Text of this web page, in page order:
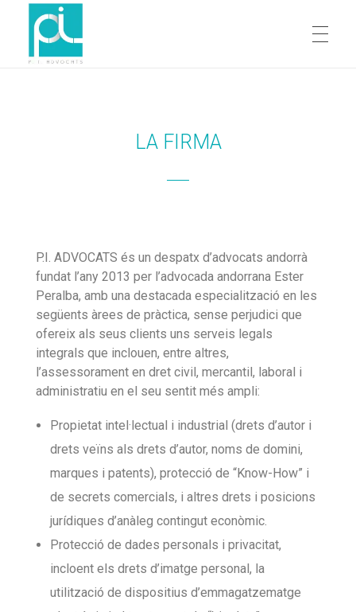
Ester Peralba Garcia
Margarita Bértolo Fontenla
Miguel Ángel Rodríguez Santana
Clàudia París Casanovas
CONTACTA
CATALÀ
Español
LA FIRMA
P.I. ADVOCATS és un despatx d’advocats andorrà
fundat l’any 2013 per l’advocada andorrana Ester
Peralba, amb una destacada especialització en les
següents àrees de pràctica, sense perjudici que
ofereix als seus clients uns serveis legals
integrals que inclouen, entre altres,
l’assessorament en dret civil, mercantil, laboral i
administratiu en el seu sentit més ampli:
Propietat intel·lectual i industrial (drets d’autor i
drets veïns als drets d’autor, noms de domini,
marques i patents), protecció de “Know-How” i
de secrets comercials, i altres drets i posicions
jurídiques d’anàleg contingut econòmic.
Protecció de dades personals i privacitat,
incloent els drets d’imatge personal, la
utilització de dispositius d’emmagatzematge